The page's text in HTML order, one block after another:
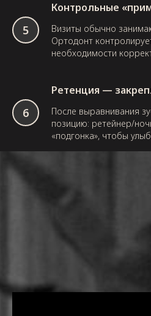
Контрольные
Визиты обычно
Ортодонт
необходимости
Ретенция —
После выравнивания
позицию: ретейнер/
«подгонка», чтобы